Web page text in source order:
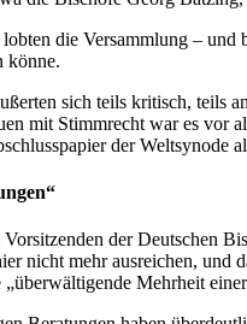
die Versammlung –
könne.
sich teils kritisch, teils
mit Stimmrecht war es vor
der Weltsynode
der Deutschen
nicht mehr ausreichen, und
„überwältigende Mehrheit